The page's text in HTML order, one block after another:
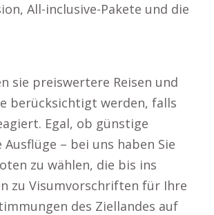
All-inclusive-Pakete und die
sie preiswertere Reisen und
berücksichtigt werden, falls
Egal, ob günstige
– bei uns haben Sie
zu wählen, die bis ins
zu Visumvorschriften für Ihre
des Ziellandes auf